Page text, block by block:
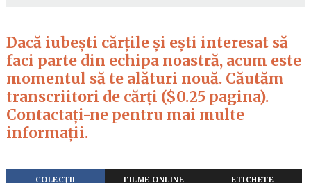
Dacă iubești cărțile și ești interesat să
faci parte din echipa noastră, acum este
momentul să te alături nouă. Căutăm
transcriitori de cărți ($0.25 pagina).
Contactați-ne pentru mai multe
informații.
COLECŢII FILME ONLINE ETICHETE